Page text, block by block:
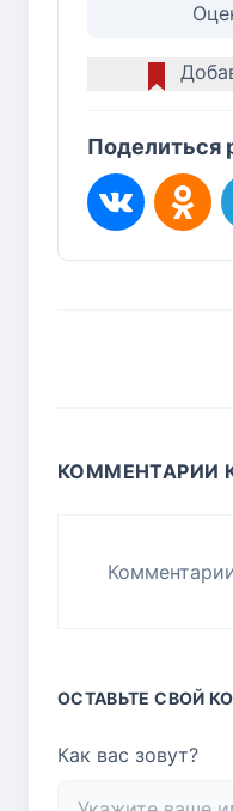
Поделиться
КОММЕНТАРИИ
ОСТАВЬТЕ СВОЙ
Как вас зовут?